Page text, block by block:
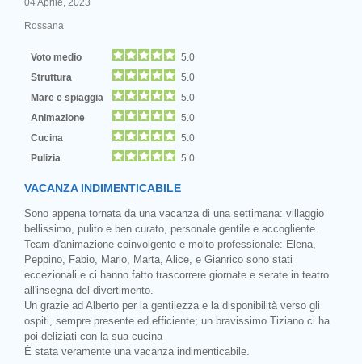
04 Aprile, 2023
Rossana
Voto medio
5.0
Struttura
5.0
Mare e spiaggia
5.0
Animazione
5.0
Cucina
5.0
Pulizia
5.0
VACANZA INDIMENTICABILE
Sono appena tornata da una vacanza di una settimana: villaggio
bellissimo, pulito e ben curato, personale gentile e accogliente.
Team d'animazione coinvolgente e molto professionale: Elena,
Peppino, Fabio, Mario, Marta, Alice, e Gianrico sono stati
eccezionali e ci hanno fatto trascorrere giornate e serate in teatro
all'insegna del divertimento.
Un grazie ad Alberto per la gentilezza e la disponibilità verso gli
ospiti, sempre presente ed efficiente; un bravissimo Tiziano ci ha
poi deliziati con la sua cucina
È stata veramente una vacanza indimenticabile.